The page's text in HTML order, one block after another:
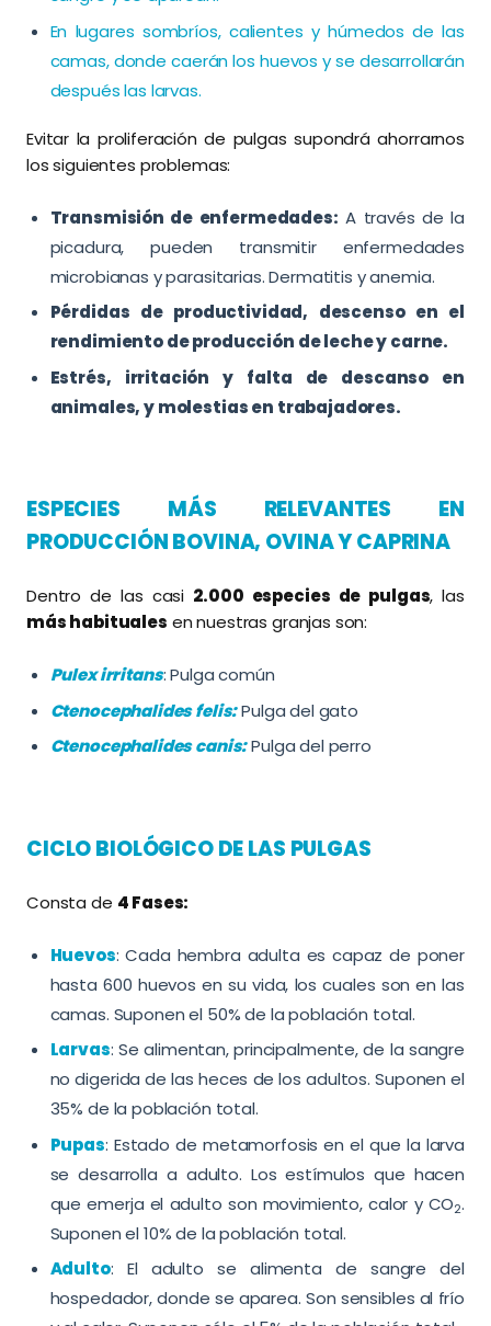
En lugares sombríos, calientes y húmedos de las
camas, donde caerán los huevos y se desarrollarán
después las larvas.
Evitar la proliferación de pulgas supondrá ahorrarnos
los siguientes problemas:
Transmisión de enfermedades: A través de la
picadura, pueden transmitir enfermedades
microbianas y parasitarias. Dermatitis y anemia.
Pérdidas de productividad, descenso en el
rendimiento de producción de leche y carne.
Estrés, irritación y falta de descanso en
animales, y molestias en trabajadores.
ESPECIES MÁS RELEVANTES EN
PRODUCCIÓN BOVINA, OVINA Y CAPRINA
Dentro de las casi 2.000 especies de pulgas, las
más habituales en nuestras granjas son:
Pulex irritans: Pulga común
Ctenocephalides felis:Pulga del gato
Ctenocephalides canis:Pulga del perro
CICLO BIOLÓGICO DE LAS PULGAS
Consta de 4 Fases:
Huevos: Cada hembra adulta es capaz de poner
hasta 600 huevos en su vida, los cuales son en las
camas. Suponen el 50% de la población total.
Larvas: Se alimentan, principalmente, de la sangre
no digerida de las heces de los adultos. Suponen el
35% de la población total.
Pupas: Estado de metamorfosis en el que la larva
se desarrolla a adulto. Los estímulos que hacen
que emerja el adulto son movimiento, calor y CO2.
Suponen el 10% de la población total.
Adulto: El adulto se alimenta de sangre del
hospedador, donde se aparea. Son sensibles al frío